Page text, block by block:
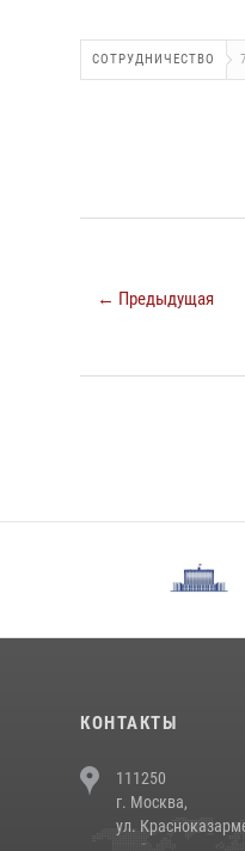
СОТРУДНИЧЕСТВО
← Предыдущая
Официальный
КОНТАКТЫ
111250
г. Москва,
ул.